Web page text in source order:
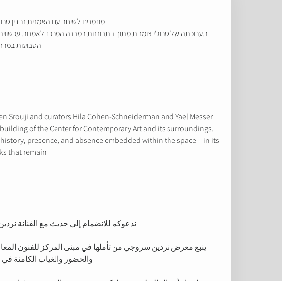
מוזמנים לשיחה עם האמנית נרדין
תערוכתה של סרוג'י צומחת מתוך התבוננות במבנה המרכז לאמנות עכשווית
הטבועות
Srouji and curators Hila Cohen-Schneiderman and Yael Messer.
of the Center for Contemporary Art and its surroundings.
presence, and absence embedded within the space – in its
that remain.
ندعوكم للانضمام إلى حديث مع الفنانة
ينبع معرض نردين سروجي من تأملها في مبنى المركز للفنون
والحضور والغياب الكامنة في